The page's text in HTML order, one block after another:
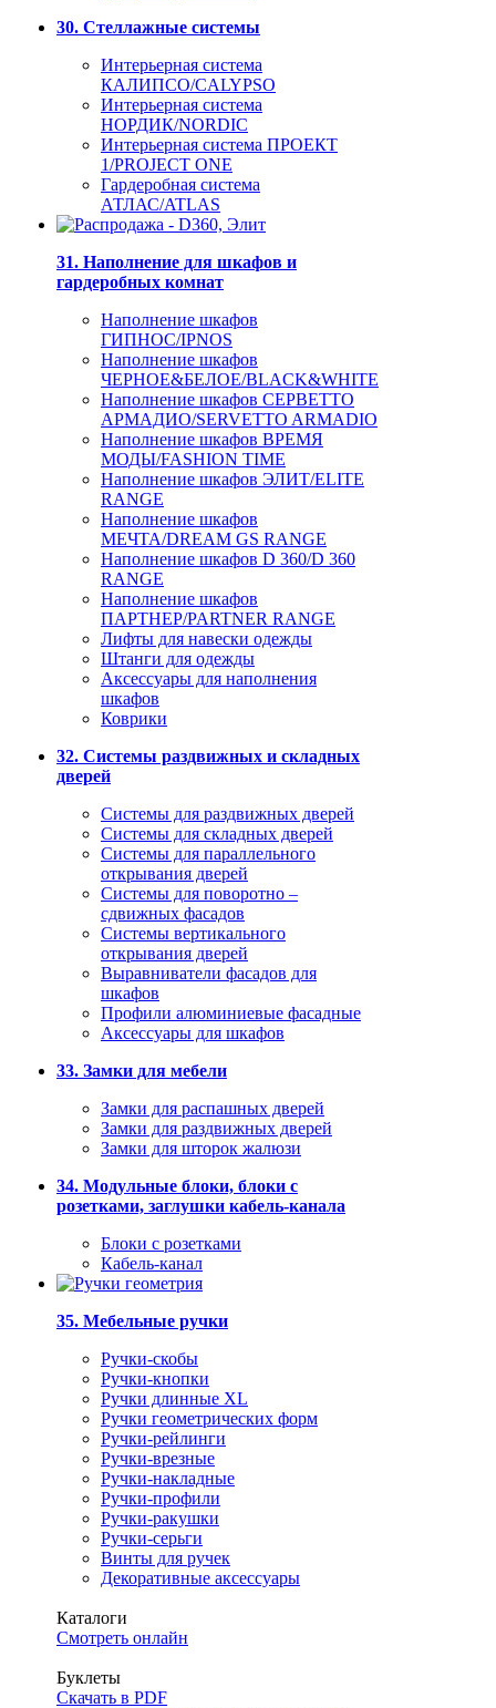
30. Стеллажные системы
Интерьерная система
КАЛИПСО/CALYPSO
Интерьерная система
НОРДИК/NORDIC
Интерьерная система ПРОЕКТ
1/PROJECT ONE
Гардеробная система
АТЛАС/ATLAS
31. Наполнение для шкафов и
гардеробных комнат
Наполнение шкафов
ГИПНОС/IPNOS
Наполнение шкафов
ЧЕРНОЕ&БЕЛОЕ/BLACK&WHITE
Наполнение шкафов СЕРВЕТТО
АРМАДИО/SERVETTO ARMADIO
Наполнение шкафов ВРЕМЯ
МОДЫ/FASHION TIME
Наполнение шкафов ЭЛИТ/ELITE
RANGE
Наполнение шкафов
МЕЧТА/DREAM GS RANGE
Наполнение шкафов D 360/D 360
RANGE
Наполнение шкафов
ПАРТНЕР/PARTNER RANGE
Лифты для навески одежды
Штанги для одежды
Аксессуары для наполнения
шкафов
Коврики
32. Системы раздвижных и складных
дверей
Системы для раздвижных дверей
Системы для складных дверей
Системы для параллельного
открывания дверей
Системы для поворотно –
сдвижных фасадов
Системы вертикального
открывания дверей
Выравниватели фасадов для
шкафов
Профили алюминиевые фасадные
Аксессуары для шкафов
33. Замки для мебели
Замки для распашных дверей
Замки для раздвижных дверей
Замки для шторок жалюзи
34. Модульные блоки, блоки с
розетками, заглушки кабель-канала
Блоки с розетками
Кабель-канал
35. Мебельные ручки
Ручки-скобы
Ручки-кнопки
Ручки длинные XL
Ручки геометрических форм
Ручки-рейлинги
Ручки-врезные
Ручки-накладные
Ручки-профили
Ручки-ракушки
Ручки-серьги
Винты для ручек
Декоративные аксессуары
Каталоги
Смотреть онлайн
Буклеты
Скачать в PDF